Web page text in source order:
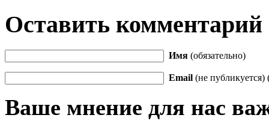
Оставить комментарий
Имя (обязательно)
Email (не публикуется)
Ваше мнение для нас